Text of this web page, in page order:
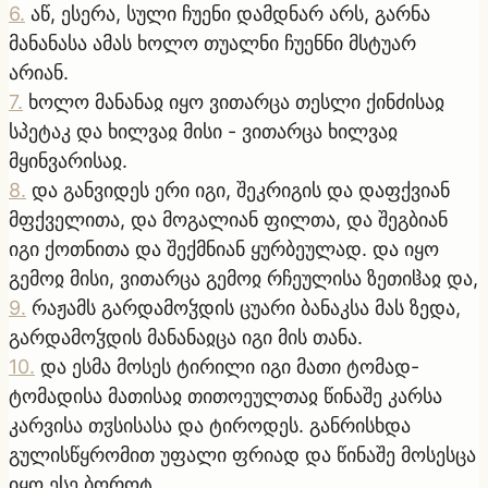
6. აწ, ესერა, სული ჩუენი დამდნარ არს, გარნა
მანანასა ამას ხოლო თუალნი ჩუენნი მსტუარ
არიან.
7. ხოლო მანანაჲ იყო ვითარცა თესლი ქინძისაჲ
სპეტაკ და ხილვაჲ მისი - ვითარცა ხილვაჲ
მყინვარისაჲ.
8. და განვიდეს ერი იგი, შეკრიგის და დაფქვიან
მფქველითა, და მოგალიან ფილთა, და შეგბიან
იგი ქოთნითა და შექმნიან ყურბეულად. და იყო
გემოჲ მისი, ვითარცა გემოჲ რჩეულისა ზეთიჱაჲ და,
9. რაჟამს გარდამოჴდის ცუარი ბანაკსა მას ზედა,
გარდამოჴდის მანანაჲცა იგი მის თანა.
10. და ესმა მოსეს ტირილი იგი მათი ტომად-
ტომადისა მათისაჲ თითოეულთაჲ წინაშე კარსა
კარვისა თჳსისასა და ტიროდეს. განრისხდა
გულისწყრომით უფალი ფრიად და წინაშე მოსესცა